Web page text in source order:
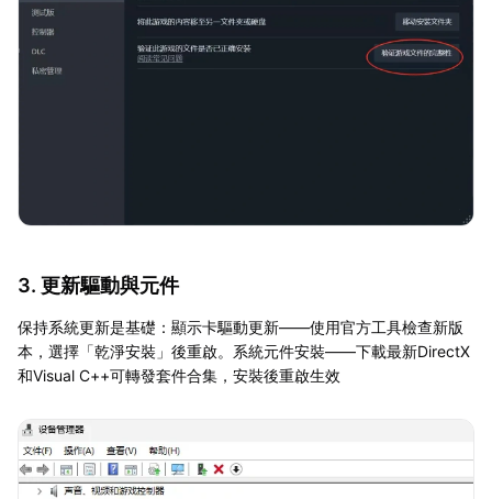
3. 更新驅動與元件
保持系統更新是基礎：顯示卡驅動更新——使用官方工具檢查新版
本，選擇「乾淨安裝」後重啟。系統元件安裝——下載最新DirectX
和Visual C++可轉發套件合集，安裝後重啟生效